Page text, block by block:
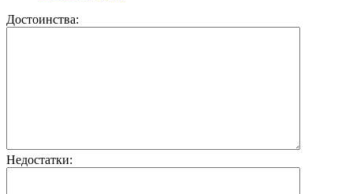
Достоинства:
Недостатки: